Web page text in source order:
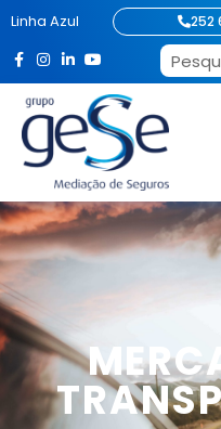
Linha Azul 252